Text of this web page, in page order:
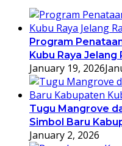
Program
Kubu Raya Jelang
January 19, 2026
Tugu Mangrove
Simbol Baru
January 2, 2026